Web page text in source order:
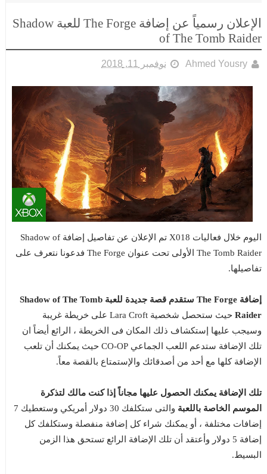
الإعلان رسمياً عن إضافة The Forge للعبة Shadow
of The Tomb Raider
Ahmed Yousry نوفمبر 11, 2018
اليوم خلال فعاليات X018 تم الإعلان عن تفاصيل إضافة Shadow of
The Tomb Raider الأولى تحت عنوان The Forge فدعونا نتعرف على
تفاصيلها.
إضافة The Forge ستقدم قصة جديدة للعبة Shadow of The Tomb
Raider
حيث ستحصل شخصية Lara Croft على خريطة غريبة
وسيجب عليها إستكشاف ذلك المكان فى الخريطة ، الرائع أيضاً ان
تلك الإضافة ستدعم اللعب الجماعي CO-OP حيث يمكنك أن تلعب
الإضافة كلها مع أحد من أصدقائك والإستمتاع بالقصة معاً.
تلك الإضافة يمكنك الحصول عليها مجاناً إذا كنت مالك لتذكرة
الموسم الخاصة باللعبة
والتى ستكلفك 30 دولار أمريكي وستعطيك 7
إضافات مختلفة ، أو يمكنك شراء كل إضافة منفصلة وستكلفك كل
إضافة 5 دولار وأعتقد أن تلك الإضافة الرائع تستحق هذا الزمن
البسيط.